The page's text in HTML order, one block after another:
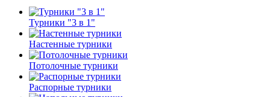
Турники "3 в 1"
Настенные турники
Потолочные турники
Распорные турники